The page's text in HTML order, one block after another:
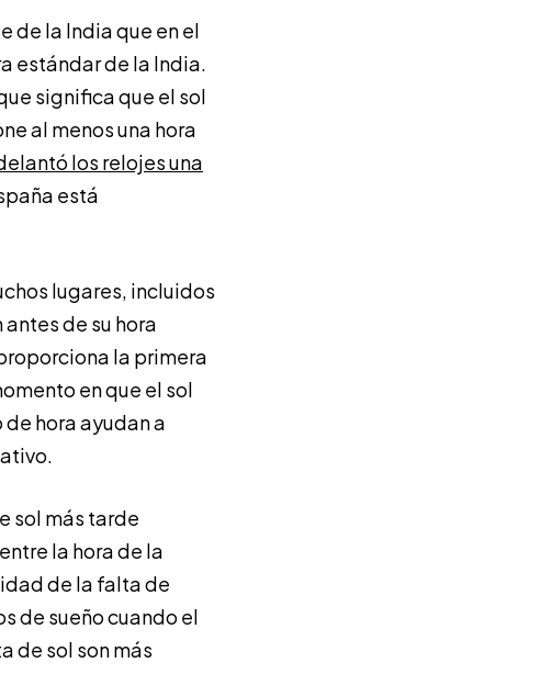
de la India que en el
estándar de la India.
significa que el sol
al menos una hora
los relojes una
está
lugares, incluidos
de su hora
la primera
en que el sol
hora ayudan a
sol más tarde
la hora de la
de la falta de
de sueño cuando el
de sol son más